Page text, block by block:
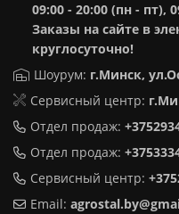
09:00 - 20:00 (пн - пт),
Заказы на сайте в
круглосуточно!
Шоурум: г.Минск,
Сервисный центр:
Отдел продаж:
Отдел продаж:
Сервисный центр:
Email: